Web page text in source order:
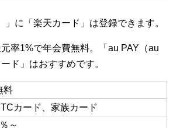
」に「楽天カード」は登録できます。
元率1%で年会費無料。「au PAY（au
ド」はおすすめです。
料
カード、家族カード
～